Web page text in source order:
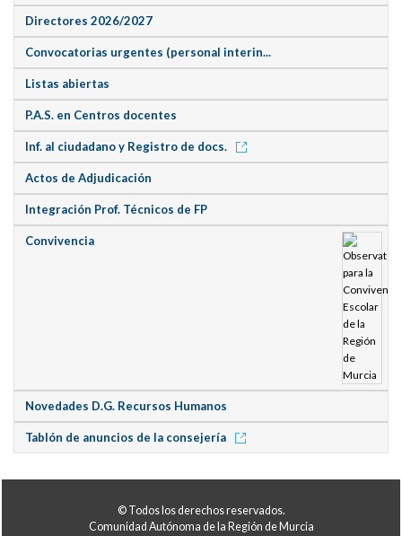
Directores 2026/2027
Convocatorias urgentes (personal interin...
Listas abiertas
P.A.S. en Centros docentes
Inf. al ciudadano y Registro de docs.
Actos de Adjudicación
Integración Prof. Técnicos de FP
Convivencia
Novedades D.G. Recursos Humanos
Tablón de anuncios de la consejería
© Todos los derechos reservados.
Comunidad Autónoma de la Región de Murcia